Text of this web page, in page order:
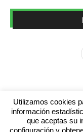
Aviso legal
Utilizamos cookies
información
que aceptas su
configuración y